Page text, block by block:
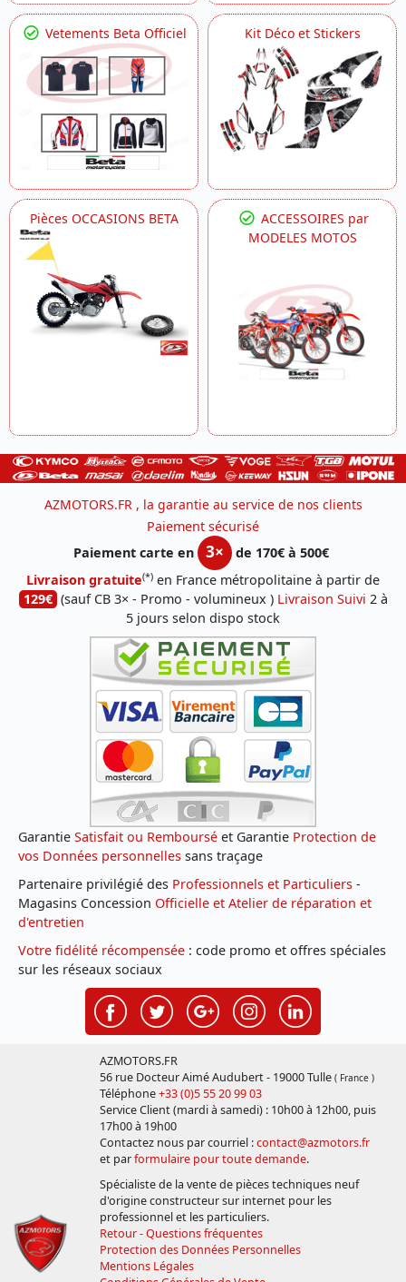
Vetements Beta Officiel Kit Déco et Stickers
Pièces OCCASIONS BETA
ACCESSOIRES par
MODELES MOTOS
AZMOTORS.FR , la garantie au service de nos clients
Paiement sécurisé
Paiement carte en
3×
de 170€ à 500€
Livraison gratuite(*) en France métropolitaine à partir de
129€ (sauf CB 3× - Promo - volumineux ) Livraison Suivi 2 à
5 jours selon dispo stock
Garantie Satisfait ou Remboursé et Garantie Protection de
vos Données personnelles sans traçage
Partenaire privilégié des Professionnels et Particuliers -
Magasins Concession Officielle et Atelier de réparation et
d'entretien
Votre fidélité récompensée : code promo et offres spéciales
sur les réseaux sociaux
AZMOTORS.FR
56 rue Docteur Aimé Audubert - 19000 Tulle ( France )
Téléphone+33 (0)5 55 20 99 03
Service Client (mardi à samedi) : 10h00 à 12h00, puis
17h00 à 19h00
Contactez nous par courriel :contact@azmotors.fr
et parformulaire pour toute demande.
Spécialiste de la vente de pièces techniques neuf
d'origine constructeur sur internet pour les
professionnel et les particuliers.
Retour - Questions fréquentes
Protection des Données Personnelles
Mentions Légales